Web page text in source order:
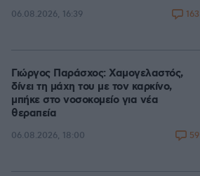
06.08.2026, 16:39 163
Γιώργος Παράσχος: Χαμογελαστός,
δίνει τη μάχη του με τον καρκίνο,
μπήκε στο νοσοκομείο για νέα
θεραπεία
06.08.2026, 18:00 59